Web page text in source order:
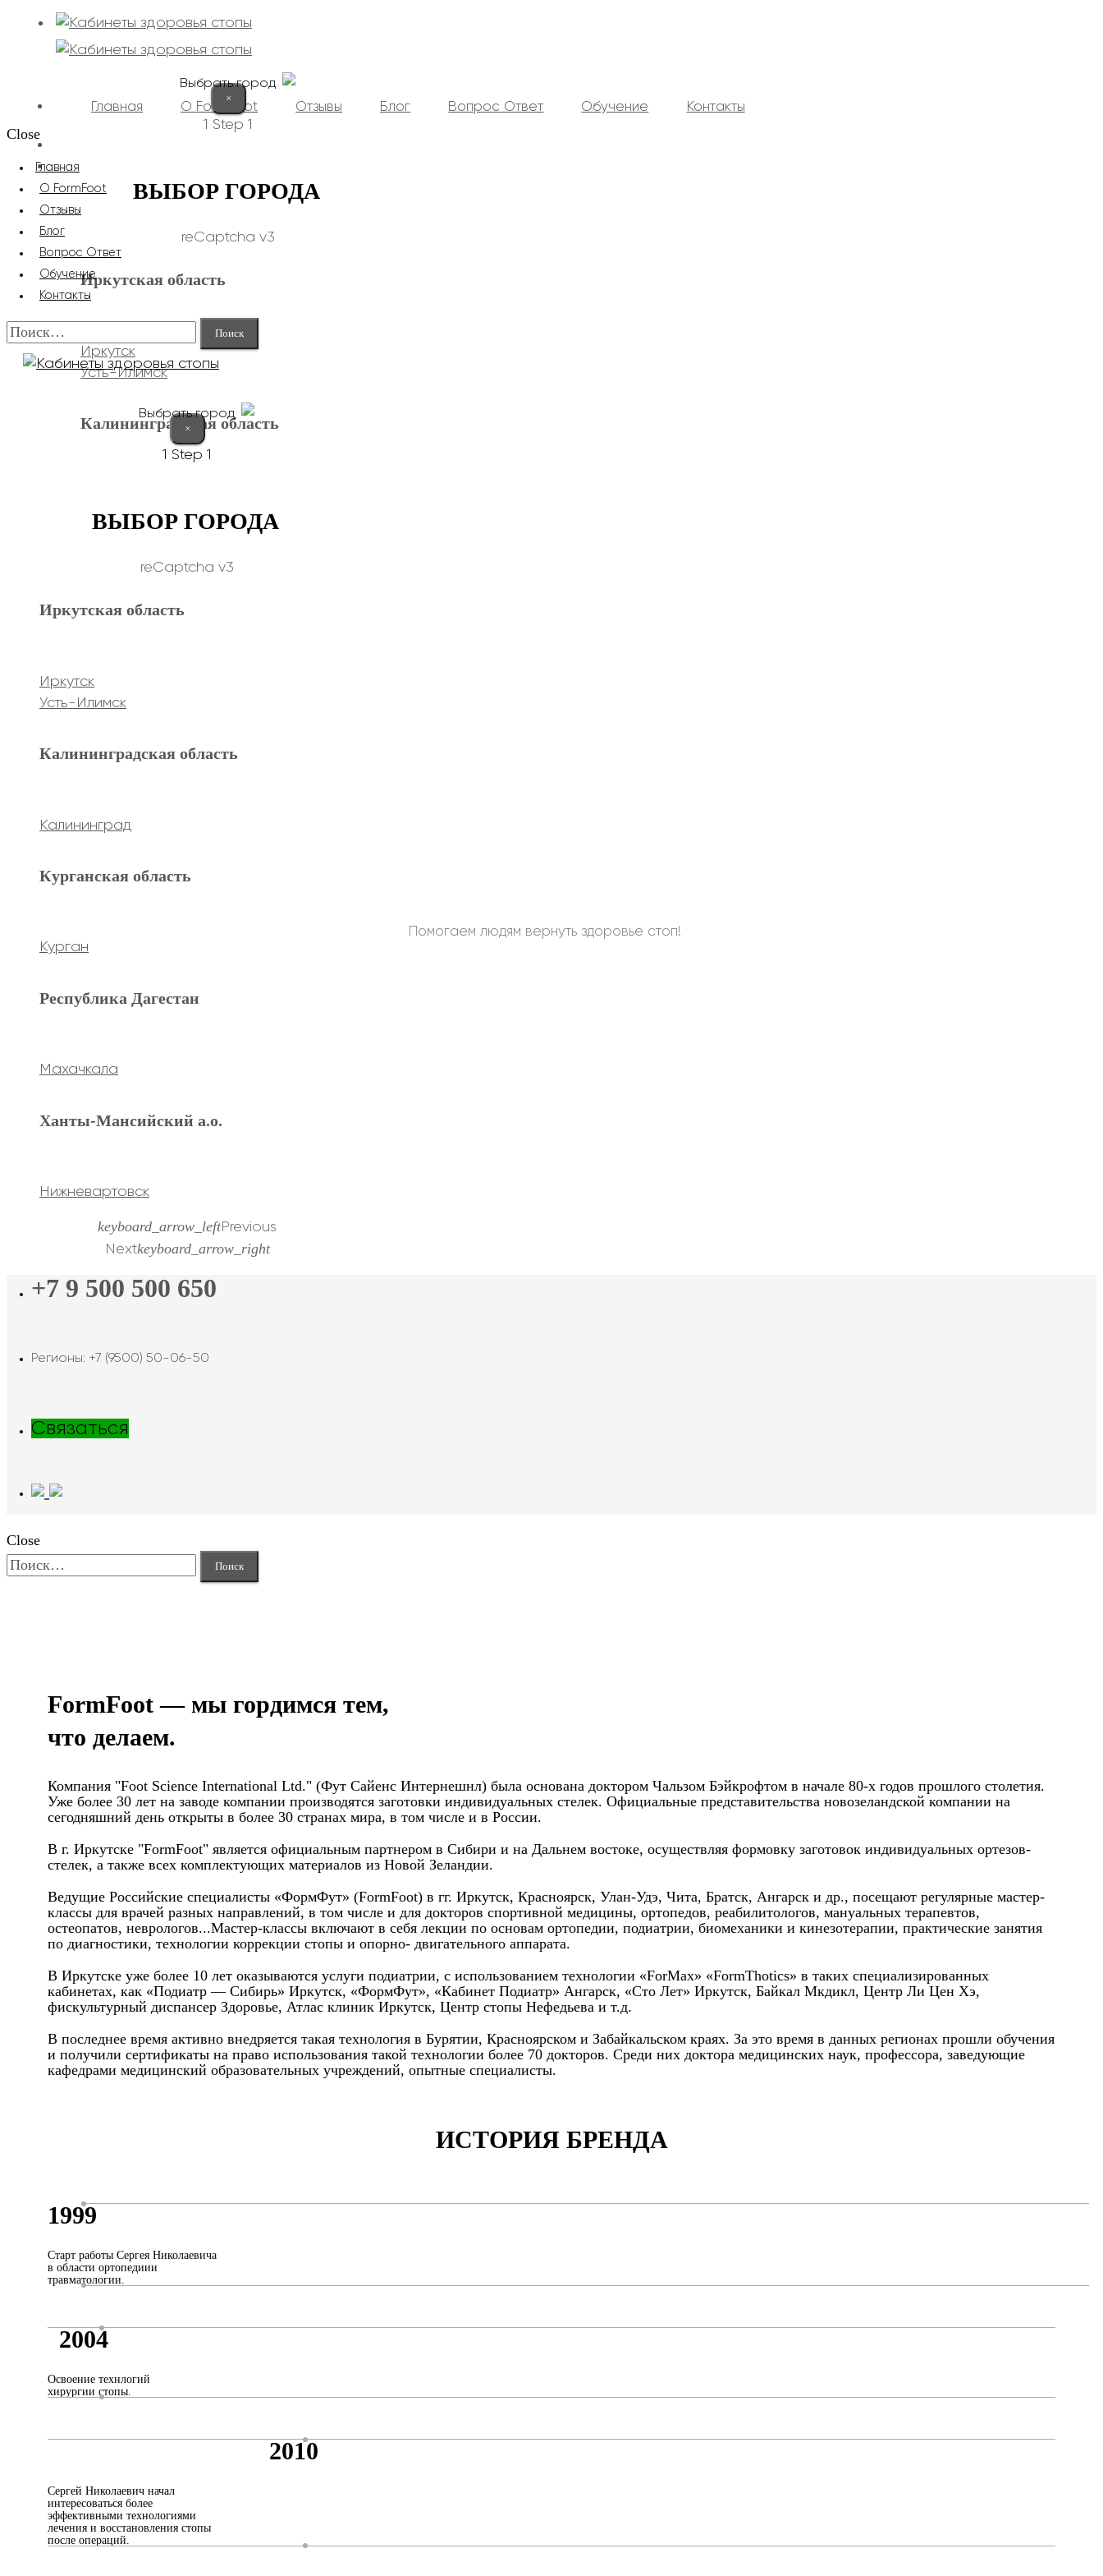
Выбрать город
×
1 Step 1
ВЫБОР ГОРОДА
reCaptcha v3
Иркутская область
Иркутск
Усть-Илимск
Калининградская область
Курган
Помогаем людям вернуть здоровье стоп!
Главная О FormFoot Отзывы Блог Вопрос Ответ Обучение Контакты
Close
Главная
О FormFoot
Отзывы
Блог
Вопрос Ответ
Обучение
Контакты
Найти:
Выбрать город
×
1 Step 1
ВЫБОР ГОРОДА
reCaptcha v3
Иркутская область
Иркутск
Усть-Илимск
Калининградская область
Калининград
Курганская область
Курган
Республика Дагестан
Махачкала
Ханты-Мансийский а.о.
Нижневартовск
keyboard_arrow_leftPrevious
Nextkeyboard_arrow_right
+7 9 500 500 650
Регионы: +7 (9500) 50-06-50
Связаться
Close
Найти:
FormFoot — мы гордимся тем,
что делаем.
Компания "Foot Science International Ltd." (Фут Сайенс Интернешнл) была основана доктором Чальзом Бэйкрофтом в начале 80-х годов прошлого столетия.
Уже более 30 лет на заводе компании производятся заготовки индивидуальных стелек. Официальные представительства новозеландской компании на
сегодняшний день открыты в более 30 странах мира, в том числе и в России.
В г. Иркутске "FormFoot" является официальным партнером в Сибири и на Дальнем востоке, осуществляя формовку заготовок индивидуальных ортезов-
стелек, а также всех комплектующих материалов из Новой Зеландии.
Ведущие Российские специалисты «ФормФут» (FormFoot) в гг. Иркутск, Красноярск, Улан-Удэ, Чита, Братск, Ангарск и др., посещают регулярные мастер-
классы для врачей разных направлений, в том числе и для докторов спортивной медицины, ортопедов, реабилитологов, мануальных терапевтов,
остеопатов, неврологов...Мастер-классы включают в себя лекции по основам ортопедии, подиатрии, биомеханики и кинезотерапии, практические занятия
по диагностики, технологии коррекции стопы и опорно- двигательного аппарата.
В Иркутске уже более 10 лет оказываются услуги подиатрии, с использованием технологии «ForMax» «FormThotics» в таких специализированных
кабинетах, как «Подиатр — Сибирь» Иркутск, «ФормФут», «Кабинет Подиатр» Ангарск, «Сто Лет» Иркутск, Байкал Мкдикл, Центр Ли Цен Хэ,
фискультурный диспансер Здоровье, Атлас клиник Иркутск, Центр стопы Нефедьева и т.д.
В последнее время активно внедряется такая технология в Бурятии, Красноярском и Забайкальском краях. За это время в данных регионах прошли обучения
и получили сертификаты на право использования такой технологии более 70 докторов. Среди них доктора медицинских наук, профессора, заведующие
кафедрами медицинский образовательных учреждений, опытные специалисты.
ИСТОРИЯ БРЕНДА
1999
Старт работы Сергея Николаевича
в области ортопедиии
травматологии.
2004
Освоение технлогий
хирургии стопы.
2010
Сергей Николаевич начал
интересоваться более
эффективными технологиями
лечения и восстановления стопы
после операций.